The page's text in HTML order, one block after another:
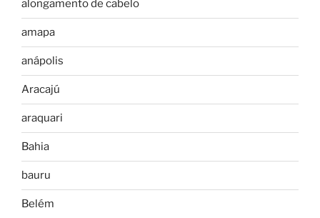
alongamento de cabelo
amapa
anápolis
Aracajú
araquari
Bahia
bauru
Belém